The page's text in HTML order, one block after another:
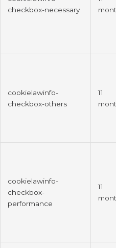
checkbox-necessary
cookielawinfo-
checkbox-others
11
cookielawinfo-
checkbox-
performance
11